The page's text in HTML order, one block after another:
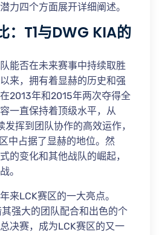
力四个方面展开详细阐述。
：T1与DWG KIA的
能否在未来赛事中持续取胜
来，拥有着显赫的历史和强
2013年和2015年两次夺得全
一直保持着顶级水平，从
挥到团队协作的高效运作，
中占据了显赫的地位。然
的变化和其他战队的崛起，
。
来LCK赛区的一大亮点。
强大的团队配合和出色的个
决赛，成为LCK赛区的又一